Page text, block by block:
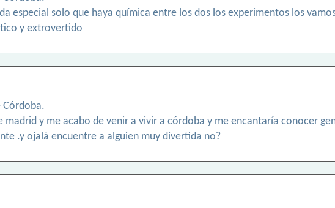
especial solo que haya química entre los dos los experimentos los
y extrovertido
Córdoba.
madrid y me acabo de venir a vivir a córdoba y me encantaría conocer
.y ojalá encuentre a alguien muy divertida no?